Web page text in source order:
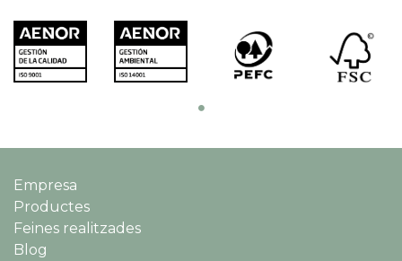
Empresa
Productes
Feines realitzades
Blog